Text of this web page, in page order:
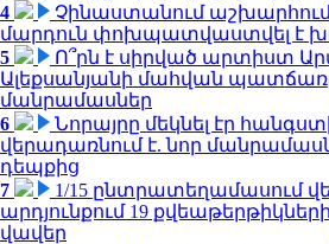
4
Չինաստանում
մարդուն փոխպատվաստվել է
5
Ո՞րն է սիրված արտիստ
Ալեքսանյանի մահվան
մանրամասներ
6
Նորայրը մեկնել էր
վերադառնում է. նոր
դեպքից
7
1/15 ընտրատեղամասում
արդյունքում 19
վավեր